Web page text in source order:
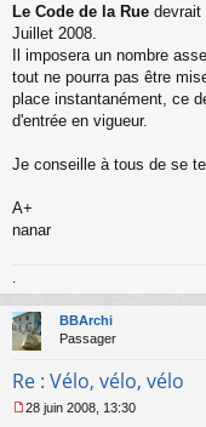
Le Code de la Rue devrait
Juillet 2008.
Il imposera un nombre
tout ne pourra pas être
place instantanément, ce
d'entrée en vigueur.
Je conseille à tous de se
A+
nanar
.
BBArchi
Passager
Re : Vélo, vélo, vélo
28 juin 2008, 13:30